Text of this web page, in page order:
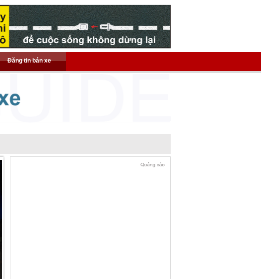
Đăng tin bán xe